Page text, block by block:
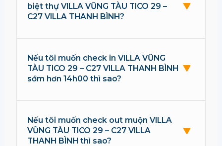
biệt thự VILLA VŨNG TÀU TICO 29 –
C27 VILLA THANH BÌNH?
Nếu tôi muốn check in VILLA VŨNG
TÀU TICO 29 – C27 VILLA THANH BÌNH
sớm hơn 14h00 thì sao?
Nếu tôi muốn check out muộn VILLA
VŨNG TÀU TICO 29 – C27 VILLA
THANH BÌNH thì sao?